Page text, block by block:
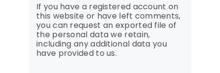
If you have a registered account on
this website or have left comments,
you can request an exported file of
the personal data we retain,
including any additional data you
have provided to us.